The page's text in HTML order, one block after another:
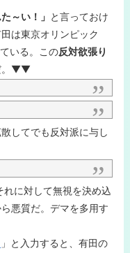
た～い！」 と言っておけ
は東京オリンピック
いる。この反対欲張り
。▼▼
してでも反対派に与し
に対して無視を決め込
悪質だ。デマを多用す
」と入力すると、有田の